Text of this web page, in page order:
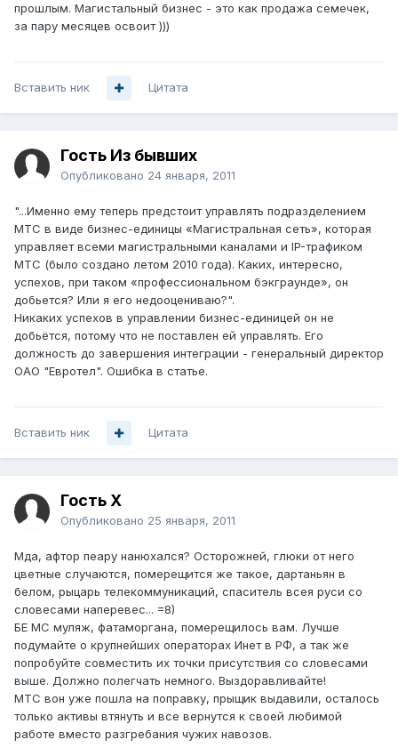
прошлым. Магистальный бизнес - это как продажа семечек,
за пару месяцев освоит )))
Вставить ник Цитата
Гость Из бывших
Опубликовано 24 января, 2011
"...Именно ему теперь предстоит управлять подразделением
МТС в виде бизнес-единицы «Магистральная сеть», которая
управляет всеми магистральными каналами и IP-трафиком
МТС (было создано летом 2010 года). Каких, интересно,
успехов, при таком «профессиональном бэкграунде», он
добьется? Или я его недооцениваю?".
Никаких успехов в управлении бизнес-единицей он не
добьётся, потому что не поставлен ей управлять. Его
должность до завершения интеграции - генеральный директор
ОАО "Евротел". Ошибка в статье.
Вставить ник Цитата
Гость Х
Опубликовано 25 января, 2011
Мда, афтор пеару нанюхался? Осторожней, глюки от него
цветные случаются, померещится же такое, дартаньян в
белом, рыцарь телекоммуникаций, спаситель всея руси со
словесами наперевес... =8)
БЕ МС муляж, фатаморгана, померещилось вам. Лучше
подумайте о крупнейших операторах Инет в РФ, а так же
попробуйте совместить их точки присутствия со словесами
выше. Должно полегчать немного. Выздоравливайте!
МТС вон уже пошла на поправку, прыщик выдавили, осталось
только активы втянуть и все вернутся к своей любимой
работе вместо разгребания чужих навозов.